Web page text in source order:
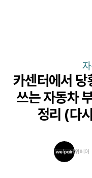
카센터에서
쓰는 자동차
정리 (다
위페어